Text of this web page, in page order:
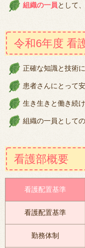
組織の一員として
令和6年度 看
正確な知識と技術
患者さんにとって
生き生きと働き続
組織の一員として
看護部概要
看護配置基準
看護配置基準
勤務体制